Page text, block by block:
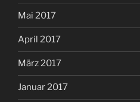
Mai 2017
April 2017
März 2017
Januar 2017